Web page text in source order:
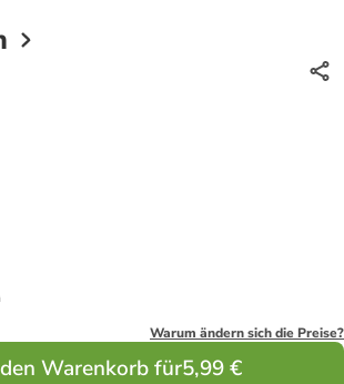
Warum ändern sich die Preise?
Warenkorb für5,99 €